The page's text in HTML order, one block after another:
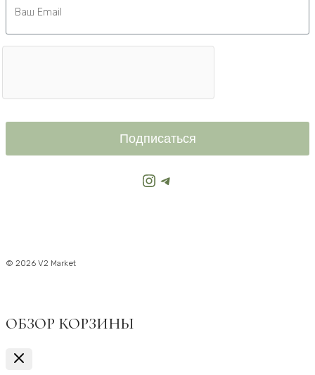
Подписаться
Instagram
Telegram
© 2026 V2 Market
ОБЗОР КОРЗИНЫ